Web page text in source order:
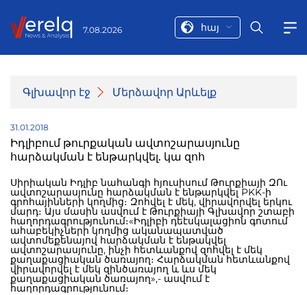
7.08.2026 հայ
Գլխավոր էջ Մերձավոր Արևելք
31.01.2018
Իդլիբում թուրքական ավտոշարասյունը
հարձակման է ենթարկվել. կա զոհ
Սիրիական Իդլիբ նահանգի հյուսիսում Թուրքիայի ԶՈւ
ավտոշարասյունը հարձակման է ենթարկվել PKK-ի
գրոհայինների կողմից։ Զոհվել է մեկ, վիրավորվել երկու
մարդ։ Այս մասին ասվում է Թուրքիայի Գլխավոր շտաբի
հաղորդագրությունում։«Իդլիբի դեէսկալացիոն գոտում
ահաբեկիչների կողմից ականապատված
ավտոմեքենայով հարձակման է ենթակվել
ավտոշարասյունը, ինչի հետևանքով զոհվել է մեկ
քաղաքացիական ծառայող։ Հարձակման հետևանքով
վիրավորվել է մեկ զինծառայող և ևս մեկ
քաղաքացիական ծառայող»,- ասվում է
հաղորդագրությունում։